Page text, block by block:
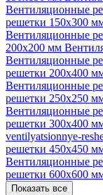
Вентиляционные
решетки 150х300
Вентиляционные
200х200 мм
Вентиляционные
решетки 200х400
Вентиляционные
решетки 250х250
Вентиляционные
решетки 300х400
ventilyatsionnye-
решетки 450х450
Вентиляционные
решетки 600х600
Показать все